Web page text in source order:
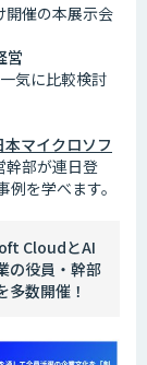
開催の本展示会
営
気に比較検討
マイクロソフ
幹部が連日登
を学べます。
CloudとAI
の役員・幹部
多数開催！